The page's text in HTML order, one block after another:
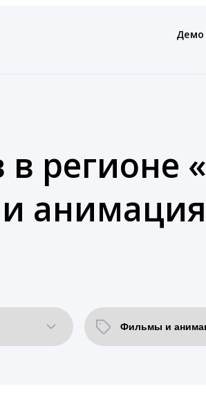
Демо
в регионе